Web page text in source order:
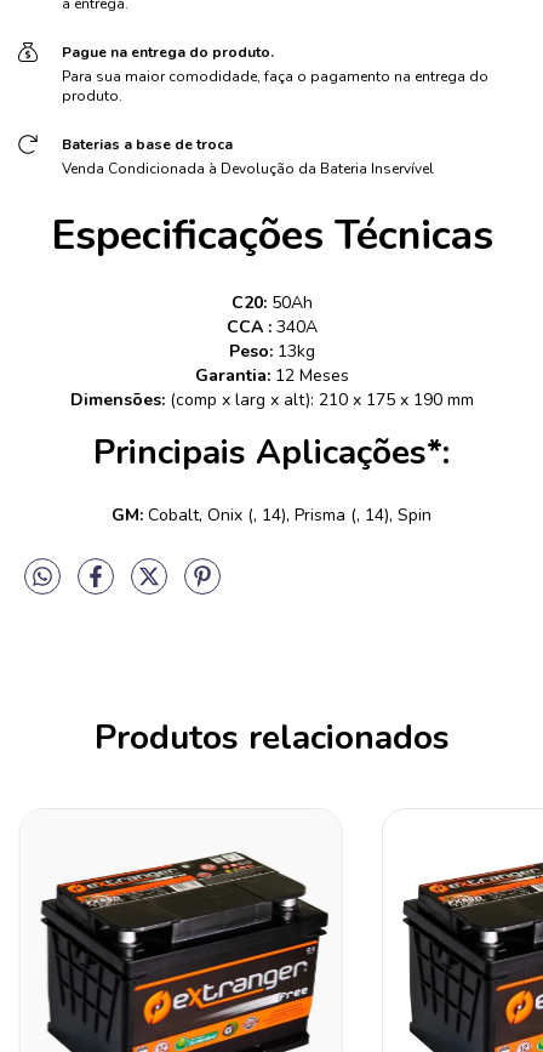
a entrega.
Pague na entrega do produto.
Para sua maior comodidade, faça o pagamento na entrega do
produto.
Baterias a base de troca
Venda Condicionada à Devolução da Bateria Inservível
Especificações Técnicas
C20:50Ah
CCA :340A
Peso:13kg
Garantia:12 Meses
Dimensões:(comp x larg x alt): 210 x 175 x 190 mm
Principais Aplicações*:
GM: Cobalt, Onix (, 14), Prisma (, 14), Spin
Produtos relacionados